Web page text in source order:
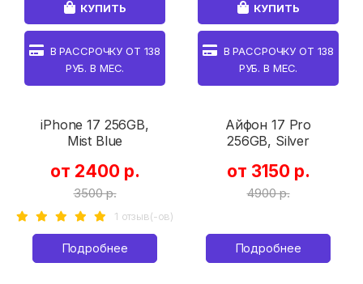
КУПИТЬ
В РАССРОЧКУ ОТ 138
РУБ. В МЕС.
iPhone 17 256GB,
Mist Blue
от 2400 р.
3500 р.
1 отзыв(-ов)
Подробнее
КУПИТЬ
В РАССРОЧКУ ОТ 138
РУБ. В МЕС.
Айфон 17 Pro
256GB, Silver
от 3150 р.
4900 р.
Подробнее